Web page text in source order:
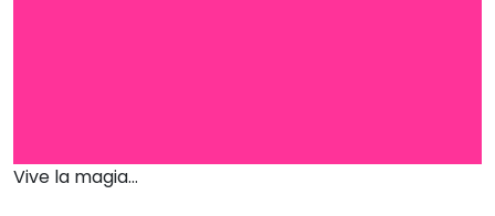
Vive la magia...